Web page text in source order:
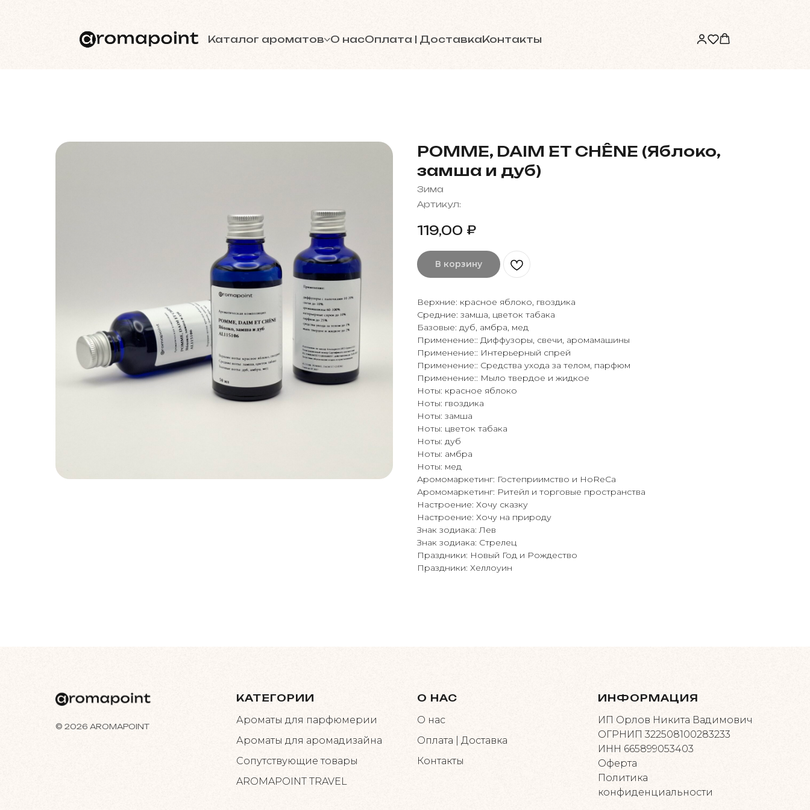
Каталог ароматов О насОплата | ДоставкаКонтакты
POMME, DAIM ET CHÊNE (Яблоко,
замша и дуб)
Зима
Артикул:
119,00 ₽
В корзину
Верхние: красное яблоко, гвоздика
Средние: замша, цветок табака
Базовые: дуб, амбра, мед
Применение:: Диффузоры, свечи, аромамашины
Применение:: Интерьерный спрей
Применение:: Средства ухода за телом, парфюм
Применение:: Мыло твердое и жидкое
Ноты: красное яблоко
Ноты: гвоздика
Ноты: замша
Ноты: цветок табака
Ноты: дуб
Ноты: амбра
Ноты: мед
Аромомаркетинг: Гостеприимство и HoReCa
Аромомаркетинг: Ритейл и торговые пространства
Настроение: Хочу сказку
Настроение: Хочу на природу
Знак зодиака: Лев
Знак зодиака: Стрелец
Праздники: Новый Год и Рождество
Праздники: Хеллоуин
© 2026 AROMAPOINT
КАТЕГОРИИ
Ароматы для парфюмерии
Ароматы для аромадизайна
Сопутствующие товары
AROMAPOINT TRAVEL
О НАС
О нас
Оплата | Доставка
Контакты
ИНФОРМАЦИЯ
ИП Орлов Никита Вадимович
ОГРНИП 322508100283233
ИНН 665899053403
Оферта
Политика
конфиденциальности